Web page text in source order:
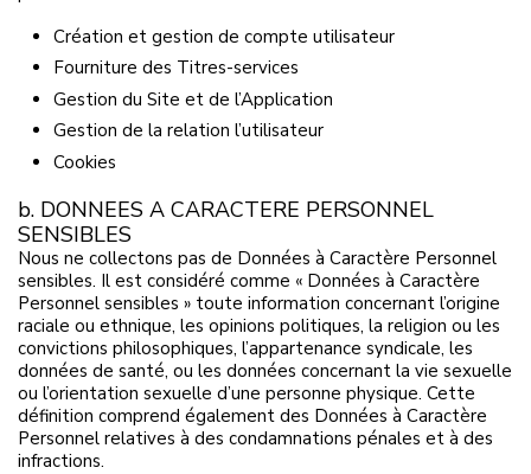
Création et gestion de compte utilisateur
Fourniture des Titres-services
Gestion du Site et de l’Application
Gestion de la relation l’utilisateur
Cookies
b. DONNEES A CARACTERE PERSONNEL
SENSIBLES
Nous ne collectons pas de Données à Caractère Personnel
sensibles. Il est considéré comme « Données à Caractère
Personnel sensibles » toute information concernant l’origine
raciale ou ethnique, les opinions politiques, la religion ou les
convictions philosophiques, l’appartenance syndicale, les
données de santé, ou les données concernant la vie sexuelle
ou l’orientation sexuelle d’une personne physique. Cette
définition comprend également des Données à Caractère
Personnel relatives à des condamnations pénales et à des
infractions.